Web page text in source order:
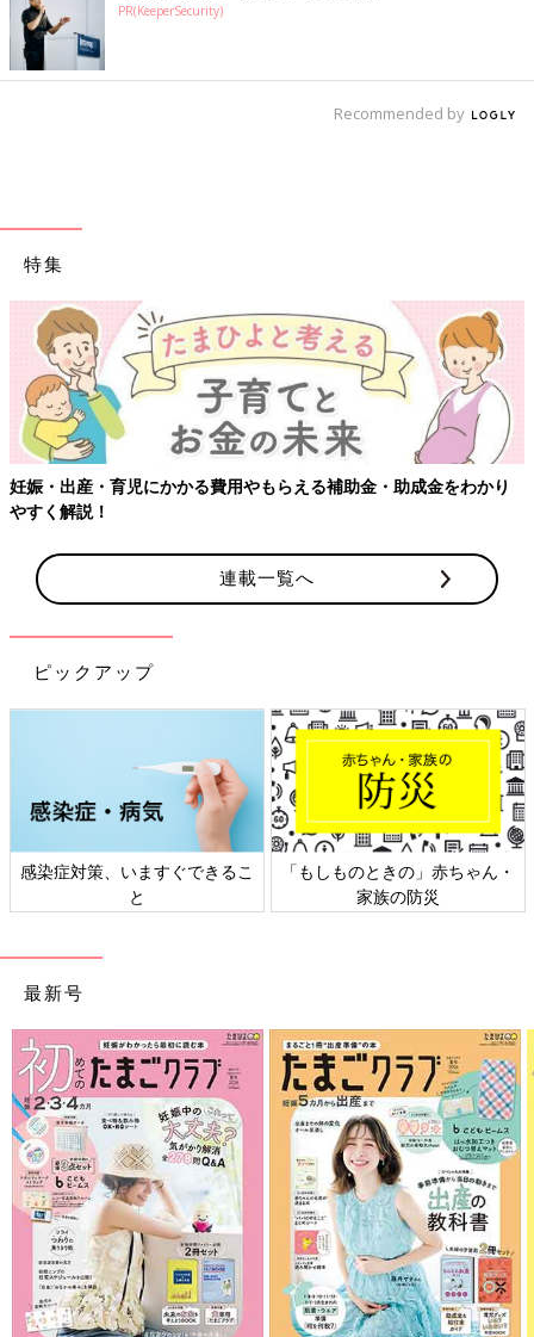
PR(KeeperSecurity)
Recommended by
特集
り
【ワクチン接種できるものも】妊婦の感染症対策、知っておい
連載一覧へ
ピックアップ
ん・
日本外来小児科学会リーフレッ
六星占術 細木かおりさん
最新号